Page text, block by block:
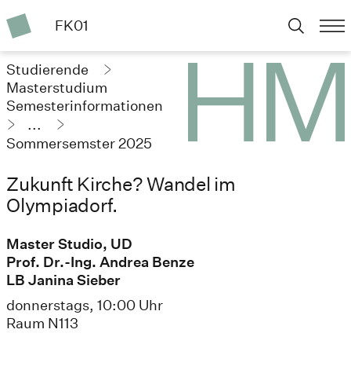
FK01
Studierende
Masterstudium
Semesterinformationen
...
Sommersemster 2025
Zukunft Kirche? Wandel im
Olympiadorf.
Master Studio, UD
Prof. Dr.-Ing. Andrea Benze
LB Janina Sieber
donnerstags, 10:00 Uhr
Raum N113